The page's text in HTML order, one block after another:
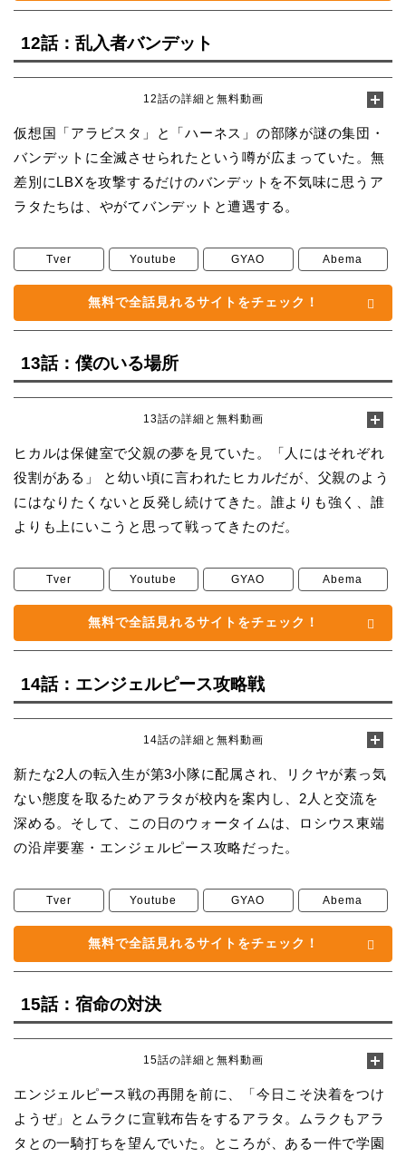
12話：乱入者バンデット
12話の詳細と無料動画
仮想国「アラビスタ」と「ハーネス」の部隊が謎の集団・
バンデットに全滅させられたという噂が広まっていた。無
差別にLBXを攻撃するだけのバンデットを不気味に思うア
ラタたちは、やがてバンデットと遭遇する。
Tver Youtube GYAO Abema
無料で全話見れるサイトをチェック！
13話：僕のいる場所
13話の詳細と無料動画
ヒカルは保健室で父親の夢を見ていた。「人にはそれぞれ
役割がある」 と幼い頃に言われたヒカルだが、父親のよう
にはなりたくないと反発し続けてきた。誰よりも強く、誰
よりも上にいこうと思って戦ってきたのだ。
Tver Youtube GYAO Abema
無料で全話見れるサイトをチェック！
14話：エンジェルピース攻略戦
14話の詳細と無料動画
新たな2人の転入生が第3小隊に配属され、リクヤが素っ気
ない態度を取るためアラタが校内を案内し、2人と交流を
深める。そして、この日のウォータイムは、ロシウス東端
の沿岸要塞・エンジェルピース攻略だった。
Tver Youtube GYAO Abema
無料で全話見れるサイトをチェック！
15話：宿命の対決
15話の詳細と無料動画
エンジェルピース戦の再開を前に、「今日こそ決着をつけ
ようぜ」とムラクに宣戦布告をするアラタ。ムラクもアラ
タとの一騎打ちを望んでいた。ところが、ある一件で学園